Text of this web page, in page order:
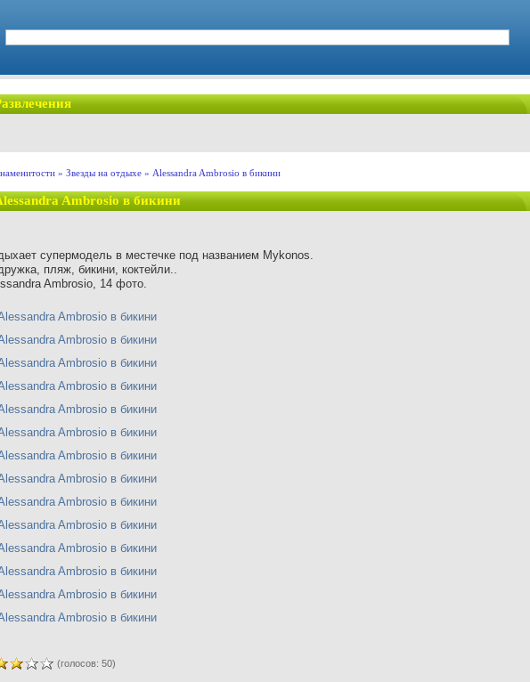
» Звезды на отдыхе » Alessandra Ambrosio в бикини
Ambrosio в бикини
супермодель в местечке под названием Mykonos.
пляж, бикини, коктейли..
Ambrosio, 14 фото.
(голосов: 50)